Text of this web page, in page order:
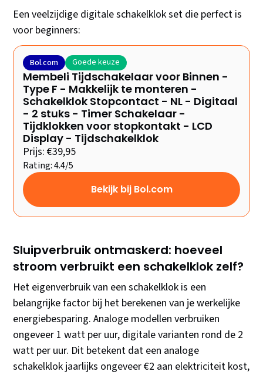
Een veelzijdige digitale schakelklok set die perfect is
voor beginners:
Bol.com Goede keuze
Membeli Tijdschakelaar voor Binnen -
Type F - Makkelijk te monteren -
Schakelklok Stopcontact - NL - Digitaal
- 2 stuks - Timer Schakelaar -
Tijdklokken voor stopkontakt - LCD
Display - Tijdschakelklok
Prijs: €39,95
Rating: 4.4/5
Bekijk bij Bol.com
Sluipverbruik ontmaskerd: hoeveel
stroom verbruikt een schakelklok zelf?
Het eigenverbruik van een schakelklok is een
belangrijke factor bij het berekenen van je werkelijke
energiebesparing. Analoge modellen verbruiken
ongeveer 1 watt per uur, digitale varianten rond de 2
watt per uur. Dit betekent dat een analoge
schakelklok jaarlijks ongeveer €2 aan elektriciteit kost,